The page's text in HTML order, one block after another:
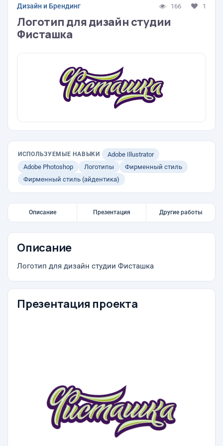
Дизайн и Брендинг 166 1
Логотип для дизайн студии
Фисташка
ИСПОЛЬЗУЕМЫЕ НАВЫКИ
Adobe Illustrator
Adobe Photoshop
Логотипы
Фирменный стиль
Фирменный стиль (айдентика)
Описание Презентация Другие работы
Описание
Логотип для дизайн студии Фисташка
Презентация проекта